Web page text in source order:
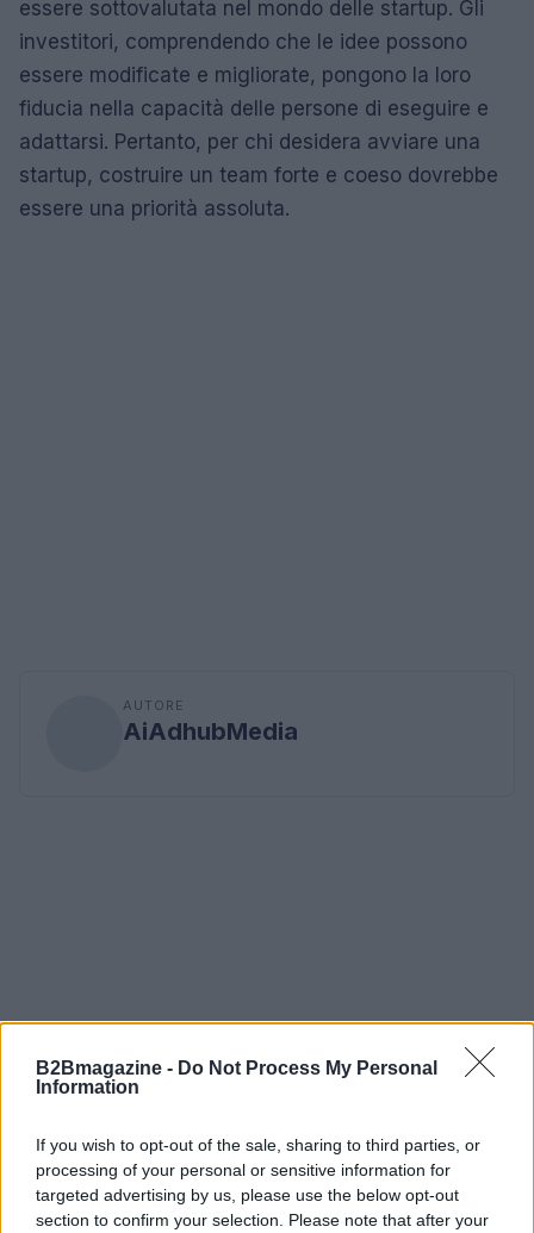
B2Bmagazine - Do Not Process My Personal
Information
If you wish to opt-out of the sale, sharing to third parties, or
processing of your personal or sensitive information for
targeted advertising by us, please use the below opt-out
section to confirm your selection. Please note that after your
essere sottovalutata nel mondo delle startup. Gli
investitori, comprendendo che le idee possono
essere modificate e migliorate, pongono la loro
fiducia nella capacità delle persone di eseguire e
adattarsi. Pertanto, per chi desidera avviare una
startup, costruire un team forte e coeso dovrebbe
essere una priorità assoluta.
AUTORE
AiAdhubMedia